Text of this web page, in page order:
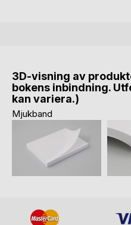
3D-visning av
bokens inbindning.
kan variera.)
Mjukband